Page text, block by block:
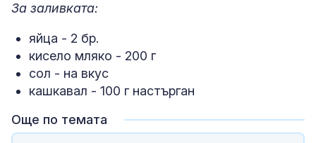
За заливката:
яйца - 2 бр.
кисело мляко - 200 г
сол - на вкус
кашкавал - 100 г настърган
Още по темата